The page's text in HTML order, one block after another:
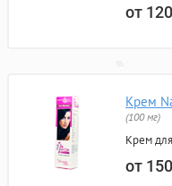
от
Крем
(100 мг)
Крем
от